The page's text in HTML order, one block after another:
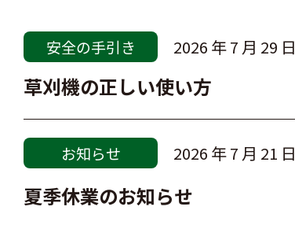
安全の手引き 2026 年 7 月 29 日
草刈機の正しい使い方
お知らせ 2026 年 7 月 21 日
夏季休業のお知らせ